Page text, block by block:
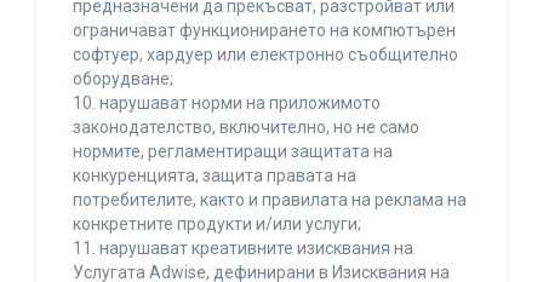
предназначени да прекъсват, разстройват или
ограничават функционирането на компютърен
софтуер, хардуер или електронно съобщително
оборудване;
10. нарушават норми на приложимото
законодателство, включително, но не само
нормите, регламентиращи защитата на
конкуренцията, защита правата на
потребителите, както и правилата на реклама на
конкретните продукти и/или услуги;
11. нарушават креативните изисквания на
Услугата Adwise, дефинирани в Изисквания на